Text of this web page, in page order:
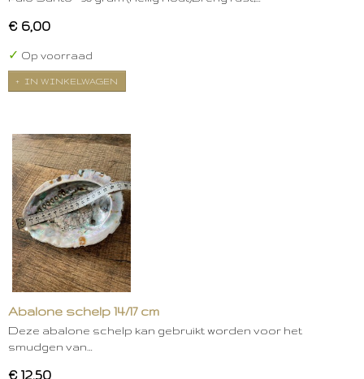
€ 6,00
✓ Op voorraad
IN WINKELWAGEN
Abalone schelp 14/17 cm
Deze abalone schelp kan gebruikt worden voor het
smudgen van…
€ 12,50